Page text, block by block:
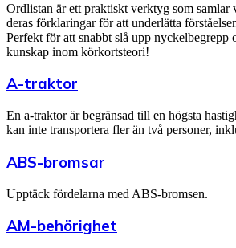
Ordlistan är ett praktiskt verktyg som samlar
deras förklaringar för att underlätta
Perfekt för att snabbt slå upp nyckelbegrepp
kunskap inom körkortsteori!
A-traktor
En a-traktor är begränsad till en högsta
kan inte transportera fler än två personer,
ABS-bromsar
Upptäck fördelarna med ABS-bromsen.
AM-behörighet